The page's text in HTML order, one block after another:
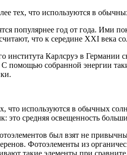
тех, что используются в
популярнее год от года. Ими
считают, что к середине XXI века
института Карлсруэ в
С помощью собранной энергии
что используются в обычных
это средняя освещенность
был взят не
Фотоэлементы из
такие элементы при